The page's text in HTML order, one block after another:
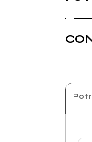
2013
Another